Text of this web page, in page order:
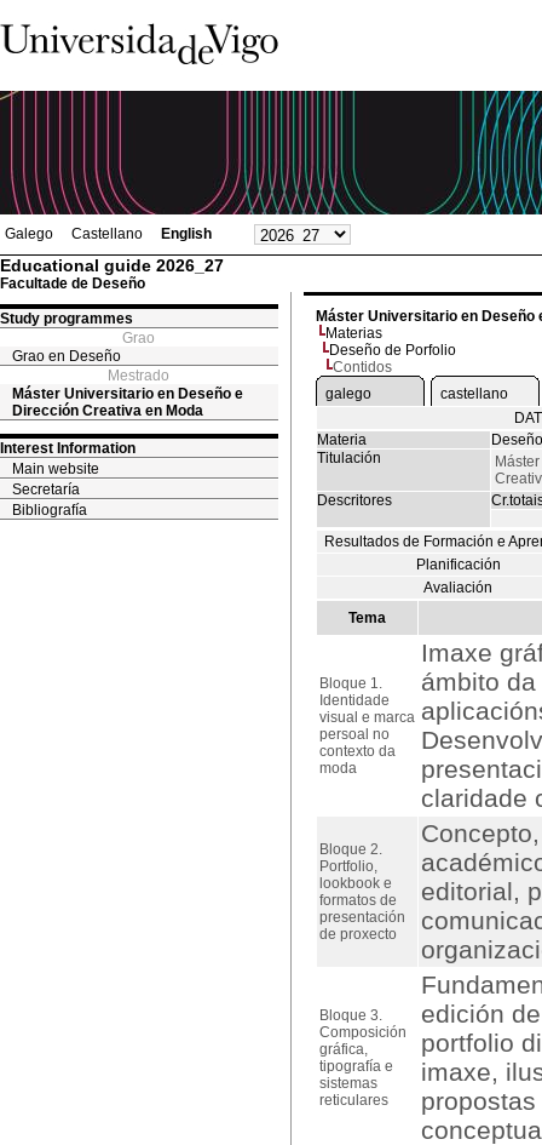
Galego Castellano English
Educational guide 2026_27
Facultade de Deseño
Study programmes
Grao
Grao en Deseño
Mestrado
Máster Universitario en Deseño e
Dirección Creativa en Moda
Interest Information
Main website
Secretaría
Bibliografía
Máster Universitario en Deseño
Materias
Deseño de Porfolio
Contidos
galego
castellano
Materia
Titulación
Descritores
Resultados de Formación e
Planificación
Avaliación
Tema
Bloque 1.
Identidade
visual e marca
persoal no
contexto da
moda
Imaxe
ámbito
claridade
Bloque 2.
Portfolio,
lookbook e
formatos de
presentación
de proxecto
editorial,
Bloque 3.
Composición
gráfica,
tipografía e
sistemas
reticulares
edición
portfolio
imaxe,